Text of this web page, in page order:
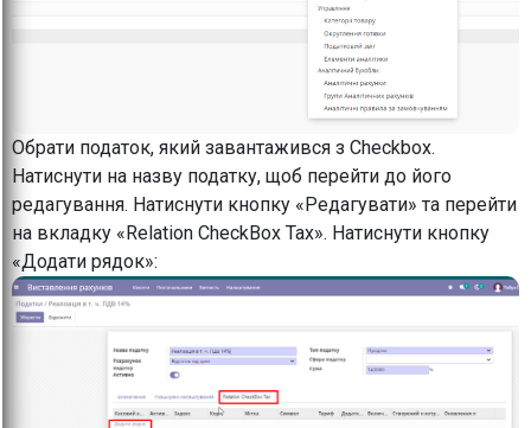
Обрати податок, який завантажився з Checkbox.
Натиснути на назву податку, щоб перейти до його
редагування. Натиснути кнопку «Редагувати» та перейти
на вкладку «Relation CheckBox Tax». Натиснути кнопку
«Додати рядок»: